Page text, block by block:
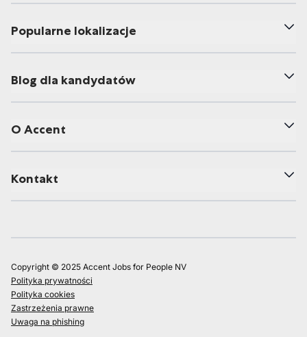
Popularne lokalizacje
Blog dla kandydatów
O Accent
Kontakt
Copyright © 2025 Accent Jobs for People NV
Polityka prywatności
Polityka cookies
Zastrzeżenia prawne
Uwaga na phishing